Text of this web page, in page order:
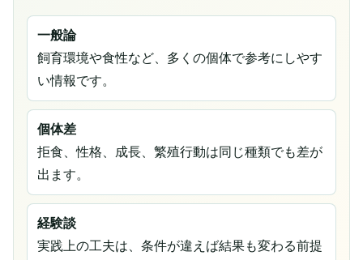
一般論
飼育環境や食性など、多くの個体で参考にしやす
い情報です。
個体差
拒食、性格、成長、繁殖行動は同じ種類でも差が
出ます。
経験談
実践上の工夫は、条件が違えば結果も変わる前提